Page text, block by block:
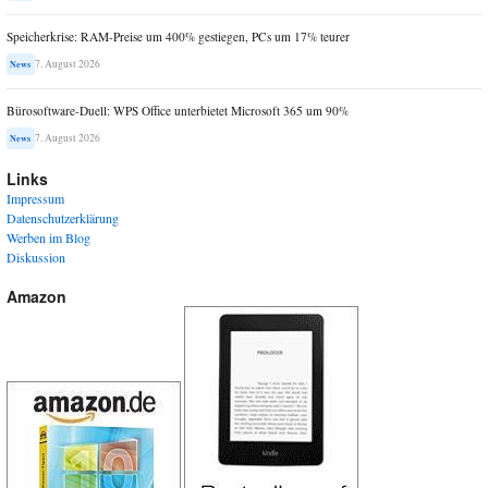
Speicherkrise: RAM-Preise um 400% gestiegen, PCs um 17% teurer
News 7. August 2026
Bürosoftware-Duell: WPS Office unterbietet Microsoft 365 um 90%
News 7. August 2026
Links
Impressum
Datenschutzerklärung
Werben im Blog
Diskussion
Amazon